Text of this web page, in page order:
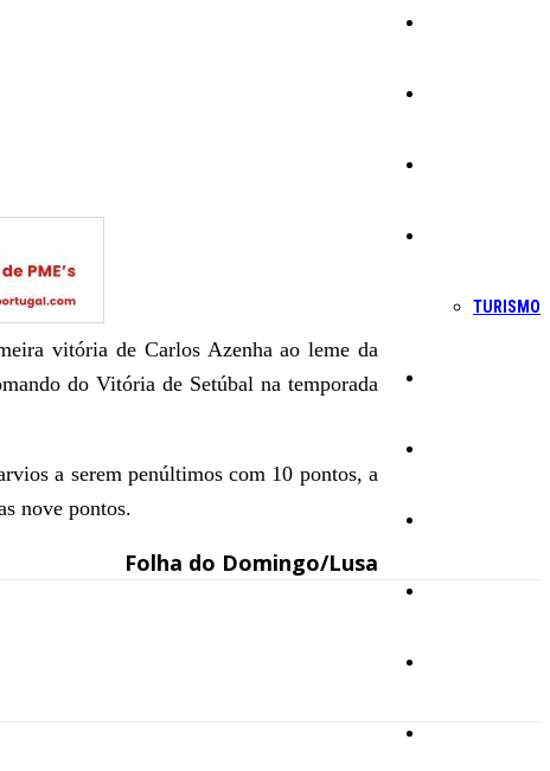
TURISMO
vitória de Carlos Azenha ao leme da
do Vitória de Setúbal na temporada
a serem penúltimos com 10 pontos, a
nove pontos.
Folha do Domingo/Lusa